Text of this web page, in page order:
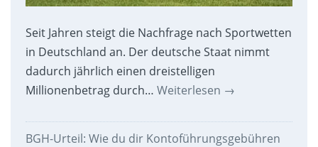
Seit Jahren steigt die Nachfrage nach Sportwetten
in Deutschland an. Der deutsche Staat nimmt
dadurch jährlich einen dreistelligen
Millionenbetrag durch… Weiterlesen →
BGH-Urteil: Wie du dir Kontoführungsgebühren